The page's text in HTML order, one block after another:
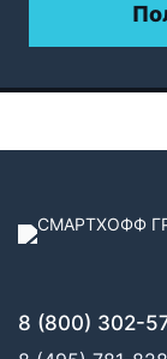
8 (800) 302-